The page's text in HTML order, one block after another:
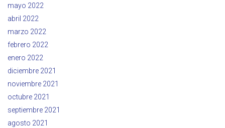
mayo 2022
abril 2022
marzo 2022
febrero 2022
enero 2022
diciembre 2021
noviembre 2021
octubre 2021
septiembre 2021
agosto 2021